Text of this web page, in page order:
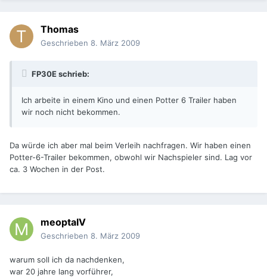
Thomas
Geschrieben 8. März 2009
FP30E schrieb:
Ich arbeite in einem Kino und einen Potter 6 Trailer haben
wir noch nicht bekommen.
Da würde ich aber mal beim Verleih nachfragen. Wir haben einen
Potter-6-Trailer bekommen, obwohl wir Nachspieler sind. Lag vor
ca. 3 Wochen in der Post.
meoptaIV
Geschrieben 8. März 2009
warum soll ich da nachdenken,
war 20 jahre lang vorführer,